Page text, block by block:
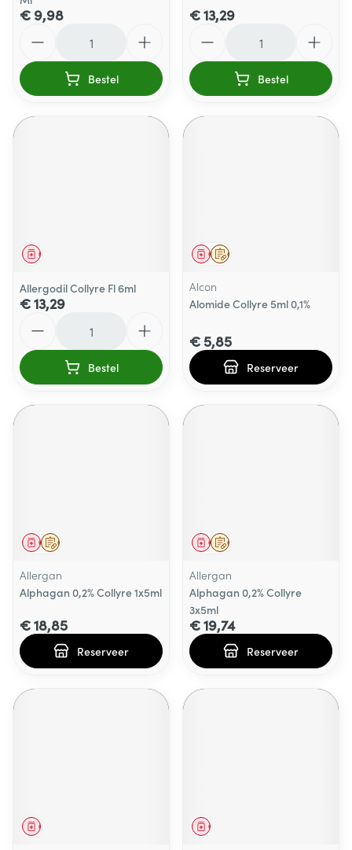
€ 9,98
Bestel
€ 13,29
Bestel
Geneesmiddel
Allergodil Collyre Fl 6ml
€ 13,29
Bestel
Op voorschrift
Geneesmiddel
Alcon
Alomide Collyre 5ml 0,1%
€ 5,85
Reserveer
Op voorschrift
Geneesmiddel
Allergan
Alphagan 0,2% Collyre 1x5ml
€ 18,85
Reserveer
Op voorschrift
Geneesmiddel
Allergan
Alphagan 0,2% Collyre
3x5ml
€ 19,74
Reserveer
Geneesmiddel Geneesmiddel